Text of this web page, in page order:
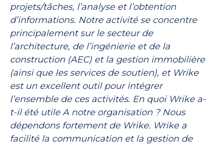
projets/tâches, l’analyse et l’obtention
d’informations. Notre activité se concentre
principalement sur le secteur de
l’architecture, de l’ingénierie et de la
construction (AEC) et la gestion immobilière
(ainsi que les services de soutien), et Wrike
est un excellent outil pour intégrer
l’ensemble de ces activités. En quoi Wrike a-
t-il été utile A notre organisation ? Nous
dépendons fortement de Wrike. Wrike a
facilité la communication et la gestion de